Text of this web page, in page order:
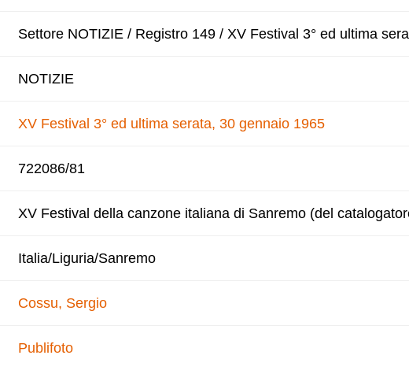
Settore NOTIZIE / Registro 149 / XV Festival 3° ed ultima
NOTIZIE
XV Festival 3° ed ultima serata, 30 gennaio 1965
722086/81
XV Festival della canzone italiana di Sanremo (del
Italia/Liguria/Sanremo
Cossu, Sergio
Publifoto